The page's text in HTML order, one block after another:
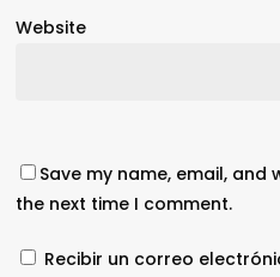
Website
Save my name, email,
the next time I comment.
Recibir un correo